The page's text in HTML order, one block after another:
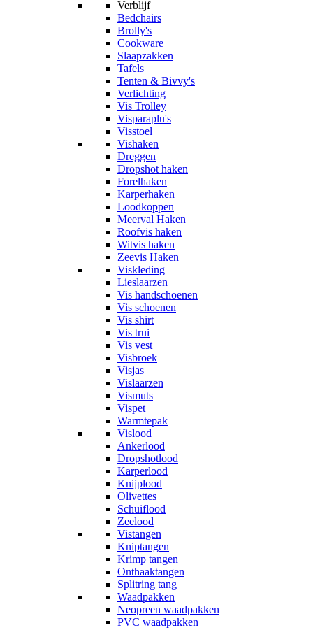
Verblijf
Bedchairs
Brolly's
Cookware
Slaapzakken
Tafels
Tenten & Bivvy's
Verlichting
Vis Trolley
Visparaplu's
Visstoel
Vishaken
Dreggen
Dropshot haken
Forelhaken
Karperhaken
Loodkoppen
Meerval Haken
Roofvis haken
Witvis haken
Zeevis Haken
Viskleding
Lieslaarzen
Vis handschoenen
Vis schoenen
Vis shirt
Vis trui
Vis vest
Visbroek
Visjas
Vislaarzen
Vismuts
Vispet
Warmtepak
Vislood
Ankerlood
Dropshotlood
Karperlood
Knijplood
Olivettes
Schuiflood
Zeelood
Vistangen
Kniptangen
Krimp tangen
Onthaaktangen
Splitring tang
Waadpakken
Neopreen waadpakken
PVC waadpakken